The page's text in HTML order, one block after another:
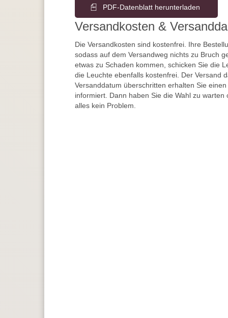
PDF-Datenblatt herunterladen
Versandkosten &
Die Versandkosten sind kostenfrei. Ihre
sodass auf dem Versandweg nichts zu Bruch
etwas zu Schaden kommen, schicken Sie die
die Leuchte ebenfalls kostenfrei. Der Versand
Versanddatum überschritten erhalten Sie
informiert. Dann haben Sie die Wahl zu
alles kein Problem.